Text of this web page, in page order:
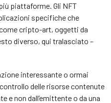
piattaforme. Gli NFT
specifiche che
cripto-art, oggetti da
diverso, qui tralasciato –
interessante o ormai
delle risorse contenute
e non dall’emittente o da una